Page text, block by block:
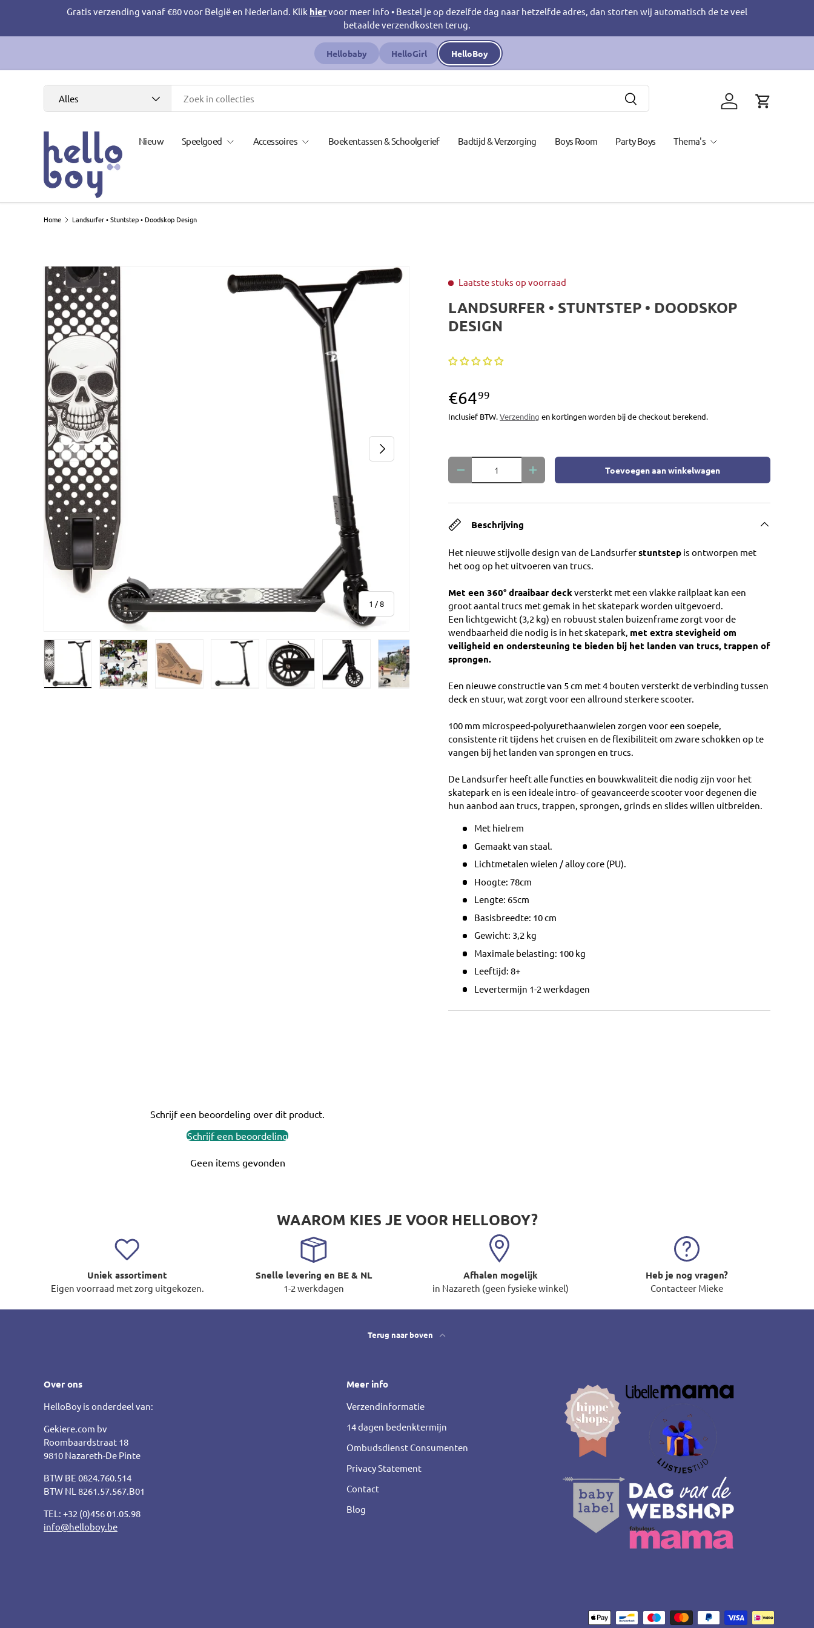
Gratis verzending vanaf €80 voor België en Nederland. Klik hiervoor meer info • Bestel je op dezelfde dag naar hetzelfde adres, dan storten wij automatisch de te veel
betaalde verzendkosten terug.
Hellobaby HelloGirl HelloBoy
Alles Zoeken
Inloggen
Nieuw Speelgoed Accessoires Boekentassen & Schoolgerief Badtijd & Verzorging Boys Room Party Boys Thema's
Home Landsurfer • Stuntstep • Doodskop Design
Vorige
1 /van
8
Volgende
Laad afbeelding 6 in gallerij-weergave
Laad afbeelding 7 in gallerij-weergave
Laad afbeelding 8 in gallerij-weergave
Laatste stuks op voorraad
LANDSURFER • STUNTSTEP • DOODSKOP
DESIGN
€6499
Inclusief BTW.Verzending en kortingen worden bij de checkout berekend.
Aantal
Verlaag de hoeveelheidVerhoog de hoeveelheidToevoegen aan winkelwagen
Beschrijving
Het nieuwe stijvolle design van de Landsurferstuntstep is ontworpen met
het oog op het uitvoeren van trucs.
Met een 360° draaibaar deckversterkt met een vlakke railplaat kan een
groot aantal trucs met gemak in het skatepark worden uitgevoerd.
Een lichtgewicht (3,2 kg) en robuust stalen buizenframe zorgt voor de
wendbaarheid die nodig is in het skatepark, met extra stevigheid om
veiligheid en ondersteuning te bieden bij het landen van trucs, trappen of
sprongen.
Een nieuwe constructie van 5 cm met 4 bouten versterkt de verbinding tussen
deck en stuur, wat zorgt voor een allround sterkere scooter.
100 mm microspeed-polyurethaanwielen zorgen voor een soepele,
consistente rit tijdens het cruisen en de flexibiliteit om zware schokken op te
vangen bij het landen van sprongen en trucs.
De Landsurfer heeft alle functies en bouwkwaliteit die nodig zijn voor het
skatepark en is een ideale intro- of geavanceerde scooter voor degenen die
hun aanbod aan trucs, trappen, sprongen, grinds en slides willen uitbreiden.
Met hielrem
Gemaakt van staal.
Lichtmetalen wielen / alloy core (PU).
Hoogte: 78cm
Lengte: 65cm
Basisbreedte: 10 cm
Gewicht: 3,2 kg
Maximale belasting: 100 kg
Leeftijd: 8+
Levertermijn 1-2 werkdagen
Schrijf een beoordeling over dit product.
Schrijf een beoordeling
Geen items gevonden
WAAROM KIES JE VOOR HELLOBOY?
Uniek assortiment
Eigen voorraad met zorg uitgekozen.
Snelle levering en BE & NL
1-2 werkdagen
Afhalen mogelijk
in Nazareth (geen fysieke winkel)
Heb je nog vragen?
Contacteer Mieke
Terug naar boven
Over ons
HelloBoy is onderdeel van:
Gekiere.com bv
Roombaardstraat 18
9810 Nazareth-De Pinte
BTW BE 0824.760.514
BTW NL 8261.57.567.B01
TEL: +32 (0)456 01.05.98
info@helloboy.be
Meer info
Verzendinformatie
14 dagen bedenktermijn
Ombudsdienst Consumenten
Privacy Statement
Contact
Blog